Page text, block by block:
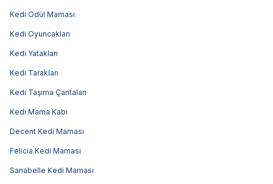
Kedi Ödül Maması
Kedi Oyuncakları
Kedi Yatakları
Kedi Tarakları
Kedi Taşıma Çantaları
Kedi Mama Kabı
Decent Kedi Maması
Felicia Kedi Maması
Sanabelle Kedi Maması